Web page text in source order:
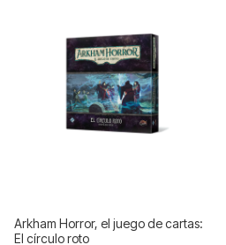
Arkham Horror, el juego de cartas:
El círculo roto